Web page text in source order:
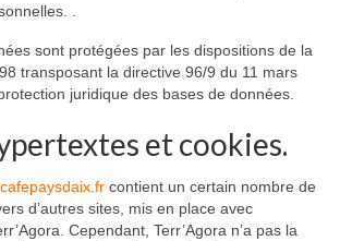
.
sont protégées par les dispositions de la
transposant la directive 96/9 du 11 mars
juridique des bases de données.
et cookies.
contient un certain nombre de
d’autres sites, mis en place avec
Cependant, Terr’Agora n’a pas la